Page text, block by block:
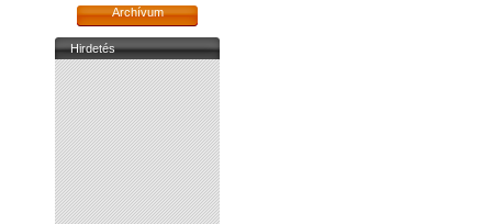
Archívum
Hirdetés